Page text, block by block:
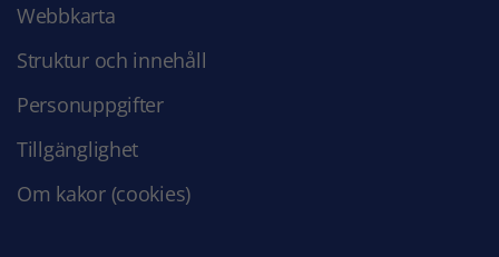
Webbkarta
Struktur och innehåll
Personuppgifter
Tillgänglighet
Om kakor (cookies)